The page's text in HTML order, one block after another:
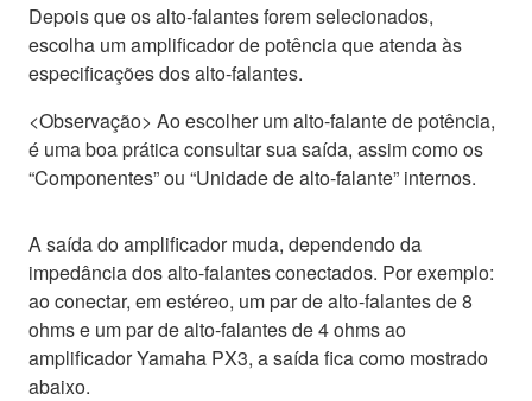
Depois que os alto-falantes forem selecionados,
escolha um amplificador de potência que atenda às
especificações dos alto-falantes.
<Observação> Ao escolher um alto-falante de potência,
é uma boa prática consultar sua saída, assim como os
“Componentes” ou “Unidade de alto-falante” internos.
A saída do amplificador muda, dependendo da
impedância dos alto-falantes conectados. Por exemplo:
ao conectar, em estéreo, um par de alto-falantes de 8
ohms e um par de alto-falantes de 4 ohms ao
amplificador Yamaha PX3, a saída fica como mostrado
abaixo.